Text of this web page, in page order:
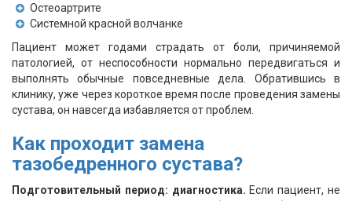
Остеоартрите
Системной красной волчанке
Пациент может годами страдать от боли, причиняемой
патологией, от неспособности нормально передвигаться и
выполнять обычные повседневные дела. Обратившись в
клинику, уже через короткое время после проведения замены
сустава, он навсегда избавляется от проблем.
Как проходит замена
тазобедренного сустава?
Подготовительный период: диагностика. Если пациент, не